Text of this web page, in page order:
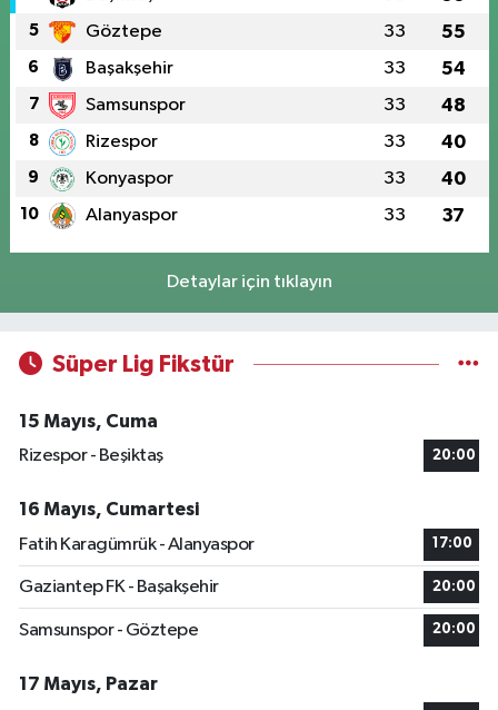
5 Göztepe 33 55
6 Başakşehir 33 54
7 Samsunspor 33 48
8 Rizespor 33 40
9 Konyaspor 33 40
10 Alanyaspor 33 37
Detaylar için tıklayın
Süper Lig Fikstür
15 Mayıs, Cuma
Rizespor - Beşiktaş
20:00
16 Mayıs, Cumartesi
Fatih Karagümrük - Alanyaspor
17:00
Gaziantep FK - Başakşehir 20:00
Samsunspor - Göztepe 20:00
17 Mayıs, Pazar